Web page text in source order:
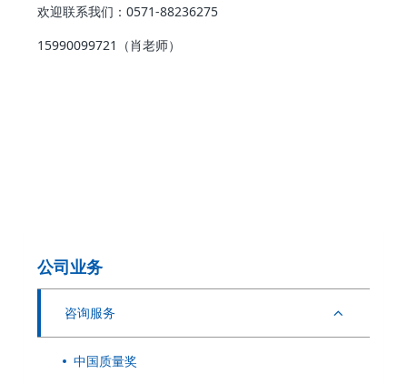
欢迎联系我们：0571-88236275
15990099721（肖老师）
公司业务
咨询服务
中国质量奖